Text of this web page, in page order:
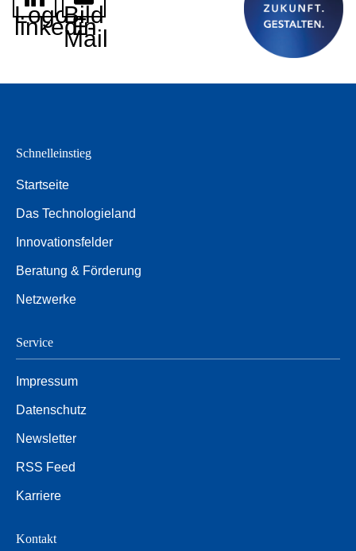
Logo
linkedin
Bild
E-
Mail
Schnelleinstieg
Startseite
Das Technologieland
Innovationsfelder
Beratung & Förderung
Netzwerke
Service
Impressum
Datenschutz
Newsletter
RSS Feed
Karriere
Kontakt